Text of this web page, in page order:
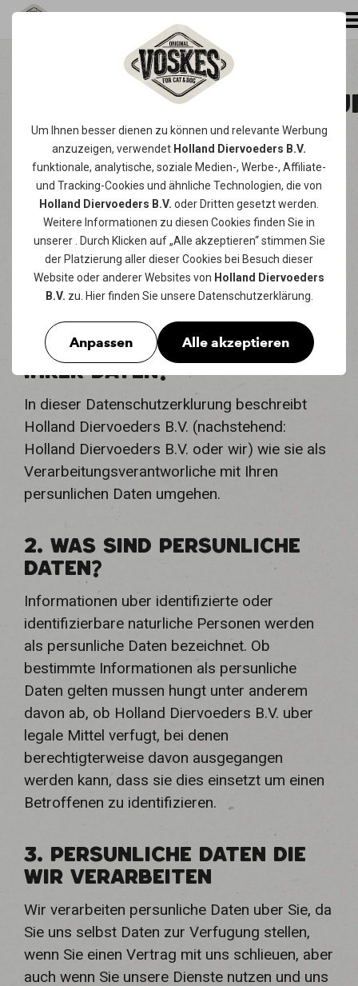
Um Ihnen besser dienen zu können und relevante Werbung
anzuzeigen, verwendet Holland Diervoeders B.V.
funktionale, analytische, soziale Medien-, Werbe-, Affiliate-
und Tracking-Cookies und ähnliche Technologien, die von
Holland Diervoeders B.V. oder Dritten gesetzt werden.
Weitere Informationen zu diesen Cookies finden Sie in
unserer
. Durch Klicken auf „Alle akzeptieren“ stimmen Sie
der Platzierung aller dieser Cookies bei Besuch dieser
Website oder anderer Websites von Holland Diervoeders
B.V. zu. Hier finden Sie unsere Datenschutzerklärung
Anpassen Alle akzeptieren
Fur Holland Diervoeders B.V. ist der Schutz
persunlicher Daten von essenzieller
Wichtigkeit. Wir verarbeiten Ihre Angaben
daher auch mit der grutmuglichen
Sorgfultigkeit. Mit dieser
Datenschutzerklurung informieren wir Sie uber
unseren Umgang mit persunlichen Daten.
1. WER IST VERANTWORTLICH
FUR DIE VERARBEITUNG
IHRER DATEN?
In dieser Datenschutzerklurung beschreibt
Holland Diervoeders B.V. (nachstehend:
Holland Diervoeders B.V. oder wir) wie sie als
Verarbeitungsverantworliche mit Ihren
persunlichen Daten umgehen.
2. WAS SIND PERSUNLICHE
DATEN?
Informationen uber identifizierte oder
identifizierbare naturliche Personen werden
als persunliche Daten bezeichnet. Ob
bestimmte Informationen als persunliche
Daten gelten mussen hungt unter anderem
davon ab, ob Holland Diervoeders B.V. uber
legale Mittel verfugt, bei denen
berechtigterweise davon ausgegangen
werden kann, dass sie dies einsetzt um einen
Betroffenen zu identifizieren.
3. PERSUNLICHE DATEN DIE
WIR VERARBEITEN
Wir verarbeiten persunliche Daten uber Sie, da
Sie uns selbst Daten zur Verfugung stellen,
wenn Sie einen Vertrag mit uns schlieuen, aber
auch wenn Sie unsere Dienste nutzen und uns